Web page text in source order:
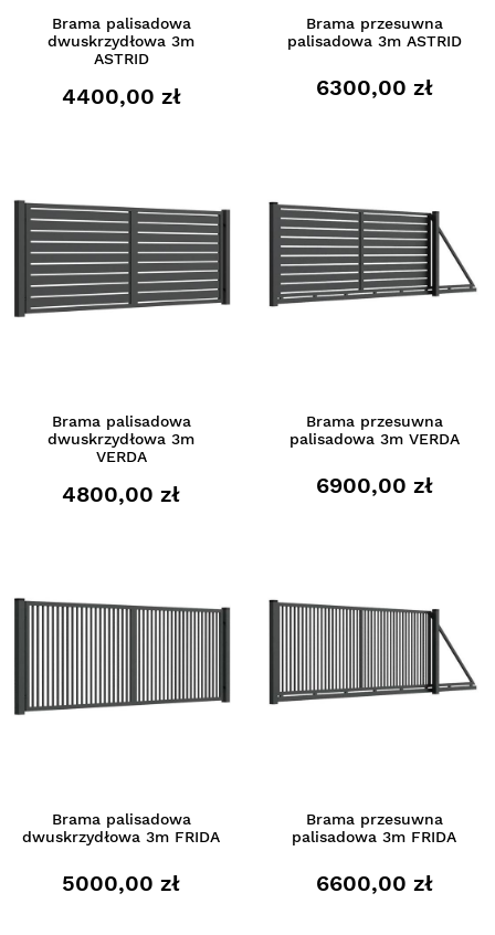
Brama palisadowa
dwuskrzydłowa 3m
ASTRID
4400,00 zł
Brama przesuwna
palisadowa 3m ASTRID
6300,00 zł
Brama palisadowa
dwuskrzydłowa 3m
VERDA
4800,00 zł
Brama przesuwna
palisadowa 3m VERDA
6900,00 zł
Brama palisadowa
dwuskrzydłowa 3m FRIDA
5000,00 zł
Brama przesuwna
palisadowa 3m FRIDA
6600,00 zł